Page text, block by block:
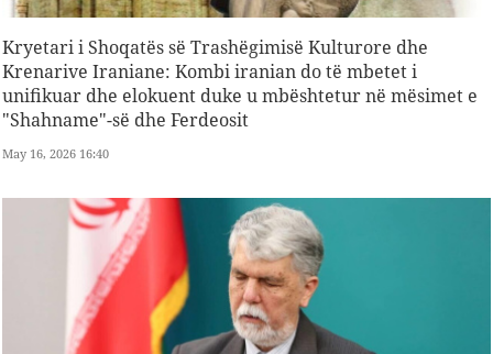
Kryetari i Shoqatës së Trashëgimisë Kulturore dhe
Krenarive Iraniane: Kombi iranian do të mbetet i
unifikuar dhe elokuent duke u mbështetur në mësimet e
"Shahname"-së dhe Ferdeosit
May 16, 2026 16:40